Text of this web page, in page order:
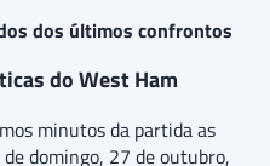
dos últimos confrontos
do West Ham
minutos da partida as
domingo, 27 de outubro,